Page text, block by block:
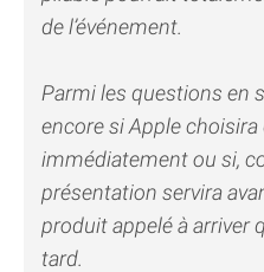
de l’événement.
Parmi les questions en
encore si Apple
immédiatement ou si,
présentation servira
produit appelé à arriver
tard.